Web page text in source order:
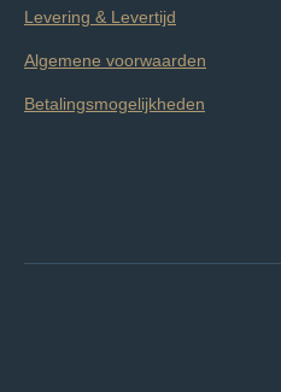
Levering & Levertijd
Algemene voorwaarden
Betalingsmogelijkheden